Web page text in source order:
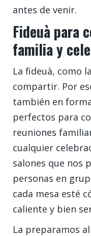
antes de venir.
Fideuà para
familia y
La fideuà, como
compartir. Por
también en
perfectos para
reuniones
cualquier
salones que nos
personas en
cada mesa esté
caliente y bien
La preparamos